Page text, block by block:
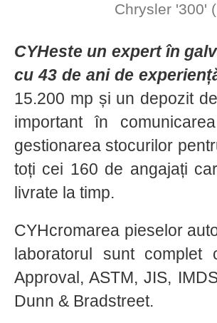
Chrysler '300'
CYHeste un expert în
cu 43 de ani de
15.200 mp și un depozit
important în
gestionarea stocurilor
toți cei 160 de angajați
livrate la timp.
CYHcromarea pieselor
laboratorul sunt
Approval, ASTM, JIS,
Dunn & Bradstreet.